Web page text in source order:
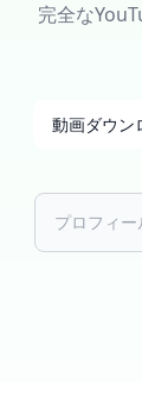
完全な
動画ダウン